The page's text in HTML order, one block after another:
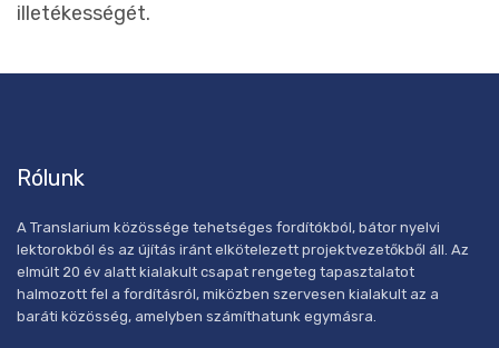
illetékességét.
Rólunk
A Translarium közössége tehetséges fordítókból, bátor nyelvi
lektorokból és az újítás iránt elkötelezett projektvezetőkből áll. Az
elmúlt 20 év alatt kialakult csapat rengeteg tapasztalatot
halmozott fel a fordításról, miközben szervesen kialakult az a
baráti közösség, amelyben számíthatunk egymásra.